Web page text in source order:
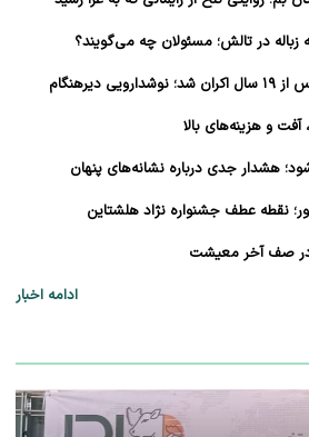
زباله در تالش؛ مسئولان چه می‌گویند؟
آفت و هزینه‌های بالا
هشدار جدی درباره نشانه‌های پنهان
نقطه عطف جشنواره نژاد هلشتاین
در صف آخر معیشت
ادامه اخبار